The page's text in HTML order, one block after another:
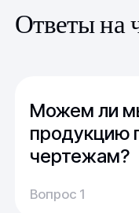
Ответы на
Можем ли
продукцию
чертежам?
Вы можете
(в т.ч.
Вопрос 1